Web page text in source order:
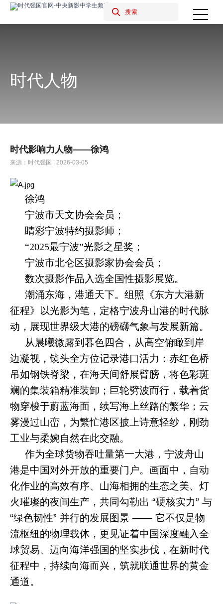
时代人物
时代影响力人物——徐鸿
来源：时代强国 | 2026-03-05
徐鸿
宁波市天文协会会员；
睛彩宁波特约摄影师；
“2025最宁波”光影之星奖；
宁波市北仑区摄影家协会会员；
数次摄影作品入选全国性摄影展览。
潮涌东海，港通天下。组照《东方大港新
征程》以光影为笔，定格宁波舟山港的时代脉
动，展现世界级大港的磅礴气象与发展新篇。
从晨曦微露到暮色四合，从高空俯瞰到岸
边凝视，镜头全方位记录港口活力：赤红色桥
吊如钢铁脊梁，在海天间舒展臂膀，将色彩斑
斓的集装箱精准装卸；巨轮劈波而行，载着货
物穿梭于蔚蓝海面，续写海上丝路的繁华；云
雾漫过山峦，为繁忙港区披上诗意轻纱，刚劲
工业与柔婉自然在此交融。
作为全球货物吞吐量第一大港，宁波舟山
港是中国对外开放的重要门户。画面中，自动
化作业的高效有序、山海相拥的生态之美、灯
火璀璨的夜间生产，共同勾勒出 “硬核实力” 与
“绿色韧性” 并行的发展图景 —— 它不仅是物
流枢纽的物理载体，更见证着中国深度融入全
球贸易、迈向海洋强国的坚实步伐，在新时代
征程中，持续向海而兴，筑就联通世界的黄金
通道。